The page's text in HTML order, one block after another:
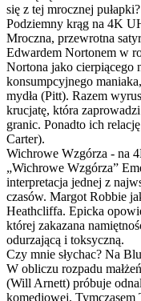
się z tej mrocznej pułapki?
Podziemny krąg na 4K
Mroczna, przewrotna
Edwardem Nortonem w
Nortona jako cierpiącego
konsumpcyjnego
mydła (Pitt). Razem
krucjatę, która
granic. Ponadto ich
Carter).
Wichrowe Wzgórza - na
„Wichrowe Wzgórza”
interpretacja jednej z
czasów. Margot Robbie
Heathcliffa. Epicka
której zakazana
odurzającą i toksyczną.
Czy mnie słychac? Na
W obliczu rozpadu
(Will Arnett) próbuje
komediowej. Tymczasem